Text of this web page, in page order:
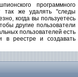
программного
так же удалять "следы
когда вы пользуетесь
другие пользователи
пользователей есть
в реестре и создавать